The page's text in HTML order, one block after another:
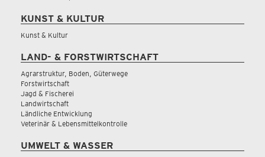
KUNST & KULTUR
Kunst & Kultur
LAND- & FORSTWIRTSCHAFT
Agrarstruktur, Boden, Güterwege
Forstwirtschaft
Jagd & Fischerei
Landwirtschaft
Ländliche Entwicklung
Veterinär & Lebensmittelkontrolle
UMWELT & WASSER